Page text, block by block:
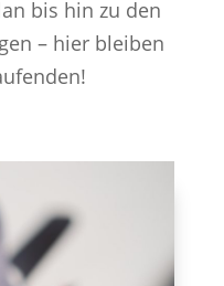
bis hin zu den
– hier bleiben